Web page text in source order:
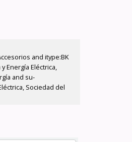
and itype:BK
Energía Eléctrica,
and su-
Sociedad del